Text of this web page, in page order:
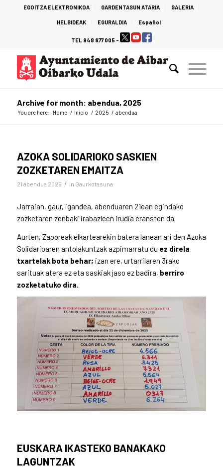
EGOITZA ELEKTRONIKOA GARDENTASUN ATARIA GALERIA
HELBIDEAK EGURALDIA Español
TEL 948 877 005 -
Archive for month: abendua, 2025
You are here: Home / Inicio / 2025 / abendua
AZOKA SOLIDARIOKO SASKIEN
ZOZKETAREN EMAITZA
21 abendua 2025 / in Gaurkotasuna
Jarraian, gaur, igandea, abenduaren 21ean egindako
zozketaren zenbaki irabazleen irudia eransten da.
Aurten, Zaporeak elkartearekin batera lanean ari den Azoka
Solidarioaren antolakuntzak azpimarratu du ez direla
txartelak bota behar; izan ere, urtarrilaren 3rako
sarituak atera ez eta saskiak jaso ez badira, berriro
zozketatuko dira.
EUSKARA IKASTEKO BANAKAKO
LAGUNTZAK